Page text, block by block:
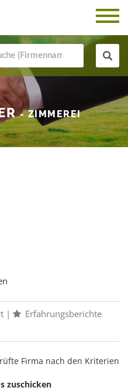
- ZIMMEREI
|
Erfahrungsberichte
Firma nach den Kriterien
zuschicken